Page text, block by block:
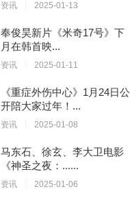
资讯 2025-01-13
奉俊昊新片《米奇17号》下
月在韩首映...
资讯 2025-01-11
《重症外伤中心》1月24日公
开陪大家过年！...
资讯 2025-01-08
马东石、徐玄、李大卫电影
《神圣之夜：......
资讯 2025-01-06